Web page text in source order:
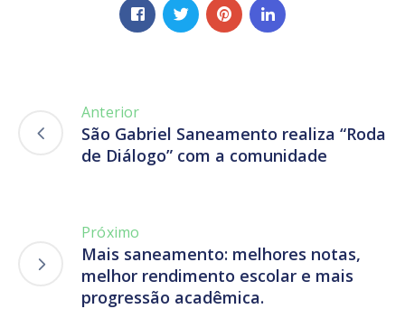
Anterior
São Gabriel Saneamento realiza “Roda
de Diálogo” com a comunidade
Próximo
Mais saneamento: melhores notas,
melhor rendimento escolar e mais
progressão acadêmica.